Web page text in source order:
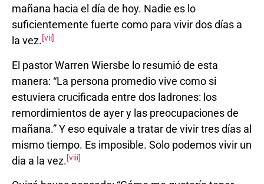
mañana hacia el día de hoy. Nadie es lo
suficientemente fuerte como para vivir dos días a
la vez.[vii]
El pastor Warren Wiersbe lo resumió de esta
manera: “La persona promedio vive como si
estuviera crucificada entre dos ladrones: los
remordimientos de ayer y las preocupaciones de
mañana.” Y eso equivale a tratar de vivir tres días al
mismo tiempo. Es imposible. Solo podemos vivir un
dia a la vez.[viii]